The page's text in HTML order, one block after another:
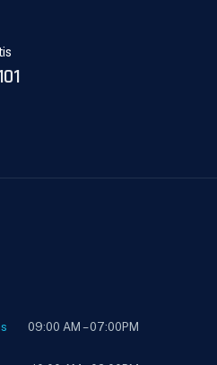
09:00 AM – 07:00PM